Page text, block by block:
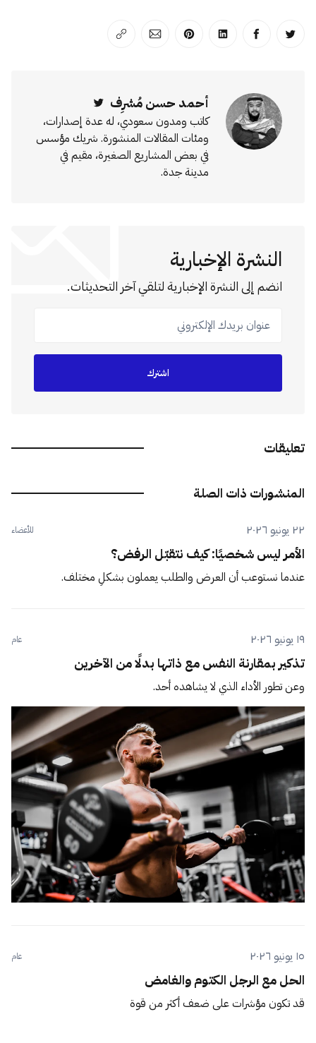
انشر على تويترانشر على الفيسبوك
انشر على لينكد إن
انشر على بينترست
انشر على الإيميل
انسخ الرابط
أحمد حسن مُشرِف
كاتب ومدون سعودي، له عدة إصدارات،
ومئات المقالات المنشورة. شريك مؤسس
في بعض المشاريع الصغيرة، مقيم في
مدينة جدة.
النشرة الإخبارية
انضم إلى النشرة الإخبارية لتلقي آخر التحديثات.
عنوان بريدك الإلكتروني
اشترك
تعليقات
المنشورات ذات الصلة
٢٢ يونيو ٢٠٢٦ للأعضاء
الأمر ليس شخصيًا: كيف نتقبّل الرفض؟
عندما نستوعب أن العرض والطلب يعملون بشكلٍ مختلف.
١٩ يونيو ٢٠٢٦ عام
تذكير بمقارنة النفس مع ذاتها بدلًا من الآخرين
وعن تطور الأداء الذي لا يشاهده أحد.
١٥ يونيو ٢٠٢٦ عام
الحل مع الرجل الكتوم والغامض
قد تكون مؤشرات على ضعف أكثر من قوة